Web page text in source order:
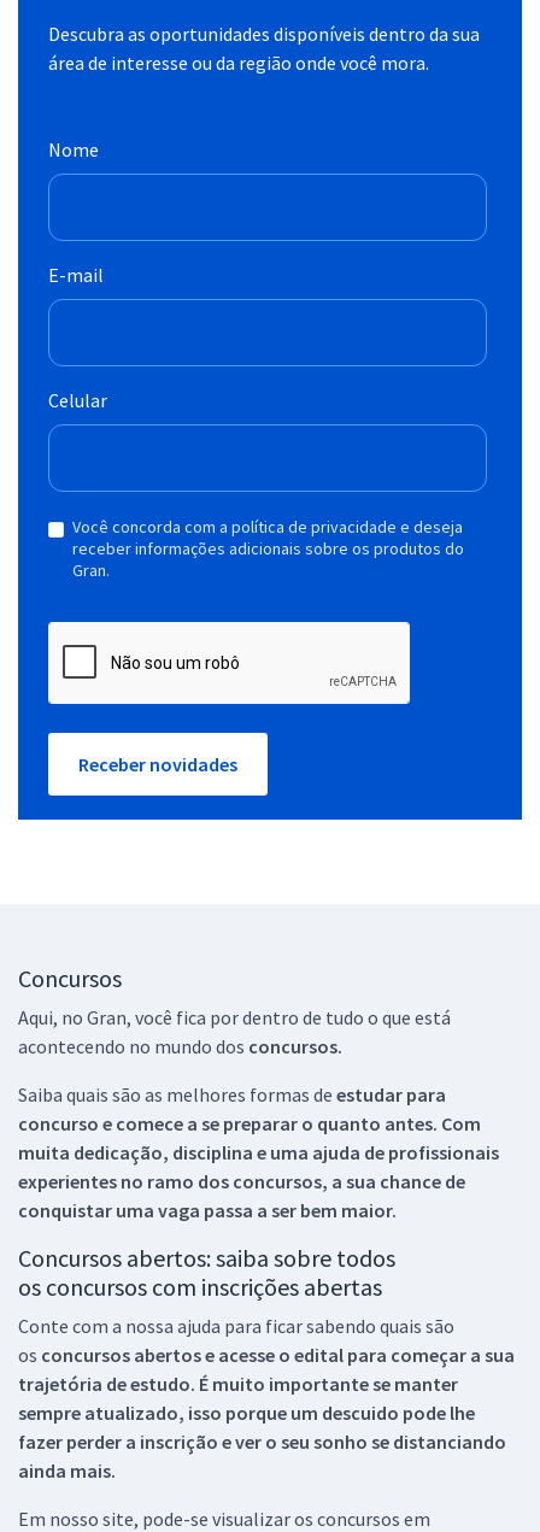
Descubra as oportunidades disponíveis dentro da sua
área de interesse ou da região onde você mora.
Nome
E-mail
Celular
Você concorda com a política de privacidade e deseja
receber informações adicionais sobre os produtos do
Gran.
Receber novidades
Concursos
Aqui, no Gran, você fica por dentro de tudo o que está
acontecendo no mundo dos concursos.
Saiba quais são as melhores formas de estudar para
concurso e comece a se preparar o quanto antes. Com
muita dedicação, disciplina e uma ajuda de profissionais
experientes no ramo dos concursos, a sua chance de
conquistar uma vaga passa a ser bem maior.
Concursos abertos: saiba sobre todos
os concursos com inscrições abertas
Conte com a nossa ajuda para ficar sabendo quais são
os concursos abertos e acesse o edital para começar a sua
trajetória de estudo. É muito importante se manter
sempre atualizado, isso porque um descuido pode lhe
fazer perder a inscrição e ver o seu sonho se distanciando
ainda mais.
Em nosso site, pode-se visualizar os concursos em